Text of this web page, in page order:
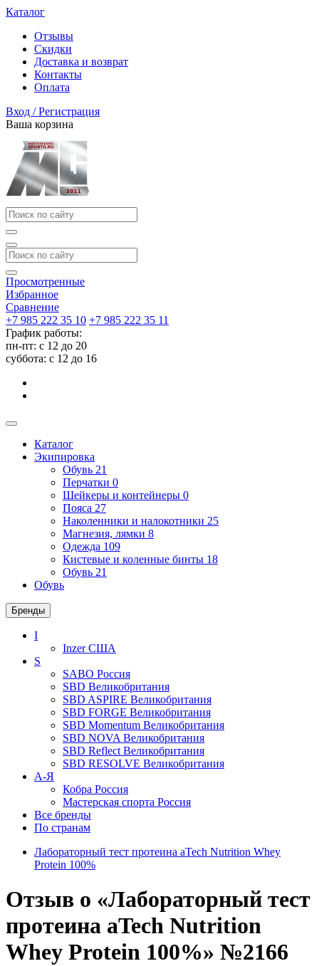
Каталог
Отзывы
Скидки
Доставка и возврат
Контакты
Оплата
Вход / Регистрация
Ваша корзина
Просмотренные
Избранное
Сравнение
+7 985 222 35 10 +7 985 222 35 11
График работы:
пн-пт: с 12 до 20
суббота: c 12 до 16
Каталог
Экипировка
Обувь 21
Перчатки 0
Шейкеры и контейнеры 0
Пояса 27
Наколенники и налокотники 25
Магнезия, лямки 8
Одежда 109
Кистевые и коленные бинты 18
Обувь 21
Обувь
Бренды
I
InzerСША
S
SABO Россия
SBD Великобритания
SBD ASPIRE Великобритания
SBD FORGE Великобритания
SBD Momentum Великобритания
SBD NOVA Великобритания
SBD Reflect Великобритания
SBD RESOLVE Великобритания
А-Я
Кобра Россия
Мастерская спорта Россия
Все бренды
По странам
Лабораторный тест протеина aTech Nutrition Whey
Protein 100%
Отзыв о «Лабораторный тест
протеина aTech Nutrition
Whey Protein 100%» №2166